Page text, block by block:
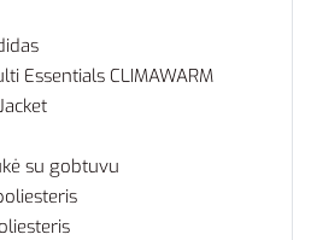
Essentials CLIMAWARM
su gobtuvu